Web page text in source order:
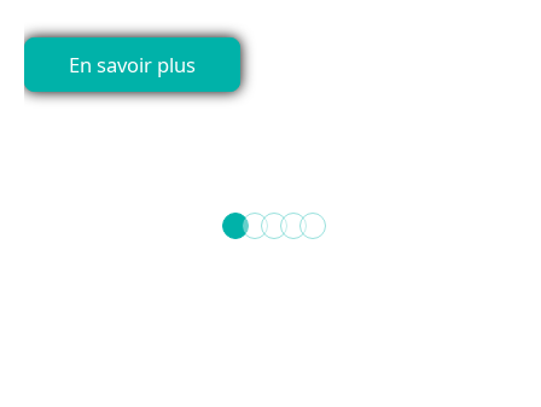
En savoir plus